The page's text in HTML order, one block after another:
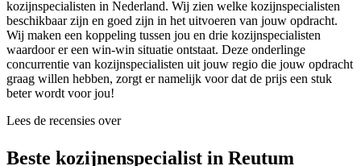
kozijnspecialisten in Nederland. Wij zien welke kozijnspecialisten
beschikbaar zijn en goed zijn in het uitvoeren van jouw opdracht.
Wij maken een koppeling tussen jou en drie kozijnspecialisten
waardoor er een win-win situatie ontstaat. Deze onderlinge
concurrentie van kozijnspecialisten uit jouw regio die jouw opdracht
graag willen hebben, zorgt er namelijk voor dat de prijs een stuk
beter wordt voor jou!
Lees de recensies over
Beste kozijnenspecialist in Reutum